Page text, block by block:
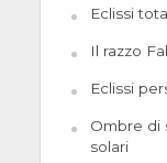
Eclissi
Il razzo
Eclissi
Ombre di
solari